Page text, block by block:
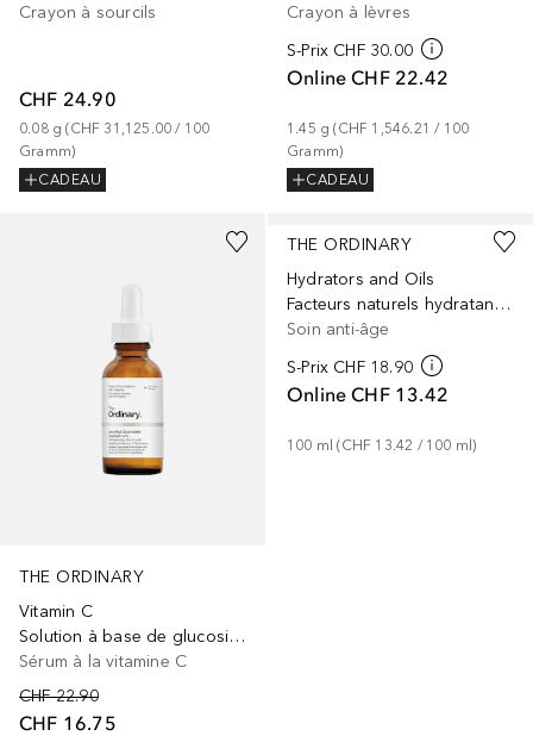
Crayon à sourcils
CHF 24.90
0.08 g (CHF 31,125.00 / 100
Gramm)
CADEAU
Crayon à lèvres
S-Prix CHF 30.00
Online CHF 22.42
1.45 g (CHF 1,546.21 / 100
Gramm)
CADEAU
THE ORDINARY
Vitamin C
Solution à base de glucoside d’ascorbyle 12%
Sérum à la vitamine C
CHF 22.90
CHF 16.75
THE ORDINARY
Hydrators and Oils
Facteurs naturels hydratants + HA
Soin anti-âge
S-Prix CHF 18.90
Online CHF 13.42
100 ml (CHF 13.42 / 100 ml)